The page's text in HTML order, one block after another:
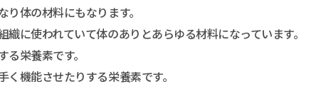
体の材料にもなります。
に使われていて体のありとあらゆる材料になっています。
栄養素です。
機能させたりする栄養素です。